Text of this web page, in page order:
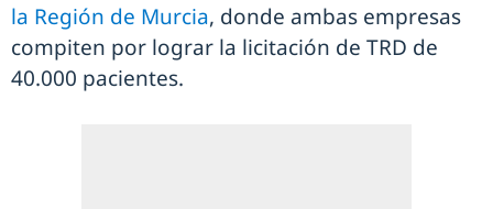
la Región de Murcia, donde ambas empresas
compiten por lograr la licitación de TRD de
40.000 pacientes.